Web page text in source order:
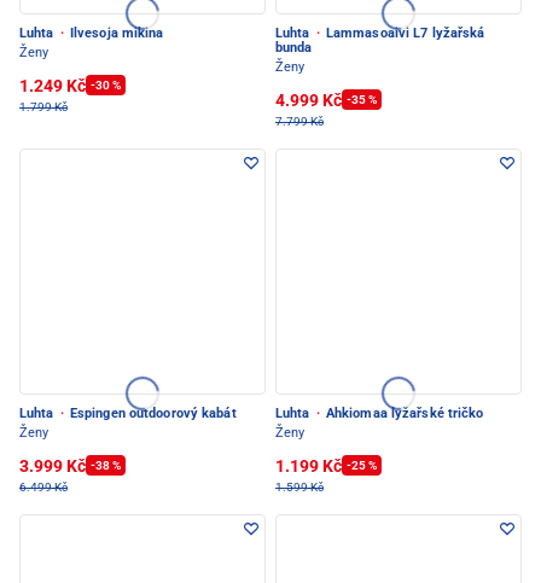
Luhta ·
Ilvesoja mikina
Ženy
1.249 Kč -30 %
1.799 Kč
Luhta · Lammasoaivi L7 lyžařská
bunda
Ženy
4.999 Kč -35 %
7.799 Kč
Luhta · Espingen outdoorový kabát
Ženy
3.999 Kč -38 %
6.499 Kč
Luhta · Ahkiomaa lyžařské tričko
Ženy
1.199 Kč -25 %
1.599 Kč